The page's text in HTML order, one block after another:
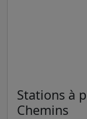
Stations à
Chemins